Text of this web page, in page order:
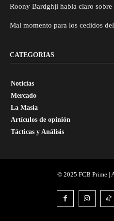
Roony Bardghji habla claro
Mal momento para los cedidos
CATEGORIAS
Noticias
Mercado
La Masia
Artículos de opinión
Tácticas y Análisis
© 2025 FCB Prime |